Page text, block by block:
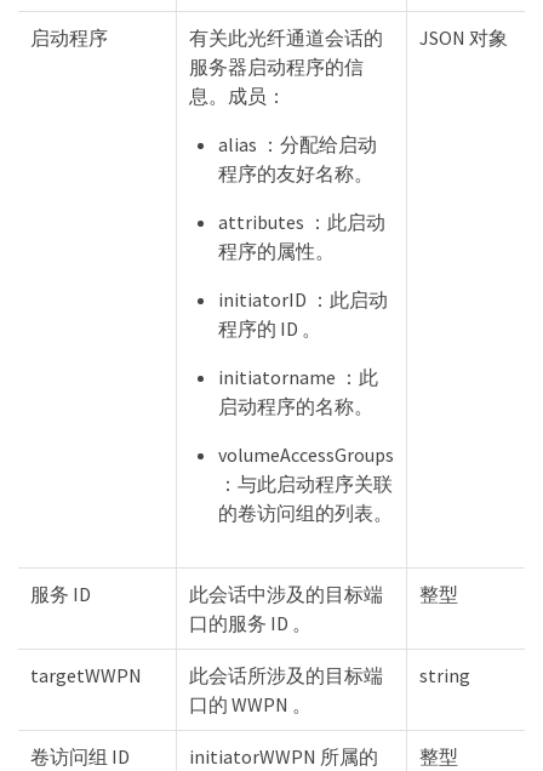
启动程序
有关此光纤通道会话的
服务器启动程序的信
息。成员：
alias ：分配给启动
程序的友好名称。
attributes ：此启动
程序的属性。
initiatorID ：此启动
程序的 ID 。
initiatorname ：此
启动程序的名称。
volumeAccessGroups
：与此启动程序关联
的卷访问组的列表。
JSON 对象
服务 ID
此会话中涉及的目标端
口的服务 ID 。
整型
targetWWPN
此会话所涉及的目标端
口的 WWPN 。
string
卷访问组 ID
initiatorWWPN 所属的
整型